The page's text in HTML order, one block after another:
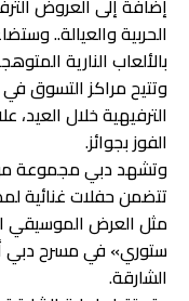
إضافة إلى العروض
الحربية والعيالة..
بالألعاب النارية
وتتيح مراكز التسوق في
الترفيهية خلال
الفوز بجوائز.
وتشهد دبي مجموعة من
تتضمن حفلات غنائية
مثل العرض الموسيقي
ستوري» في مسرح دبي أوبرا
الشارقة.